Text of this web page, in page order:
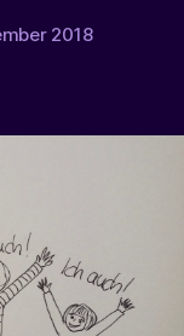
2018
Grab